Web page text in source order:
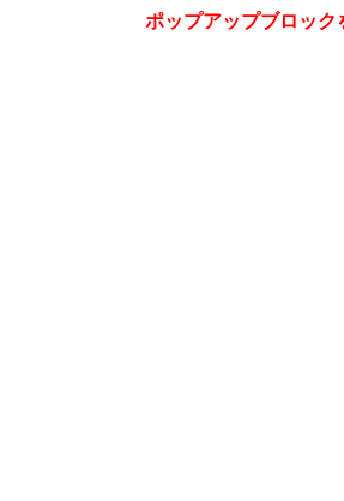
ポップアップブロック